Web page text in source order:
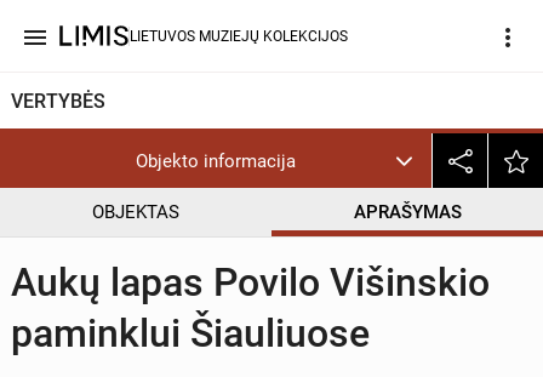
menu LIETUVOS MUZIEJŲ KOLEKCIJOS more_vert
VERTYBĖS
Objekto informacija
OBJEKTAS APRAŠYMAS
Aukų lapas Povilo Višinskio
paminklui Šiauliuose